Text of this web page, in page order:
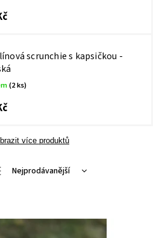
scrunchie s kapsičkou -
(2 ks)
více produktů
Nejprodávanější